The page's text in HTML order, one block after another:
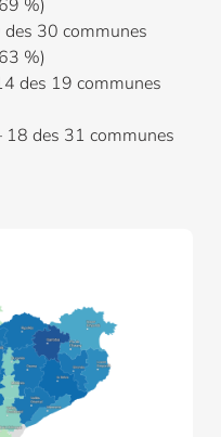
%)
30 communes
%)
des 19 communes
18 des 31 communes